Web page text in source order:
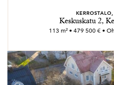
Keskuskatu 2,
113 m² • 479 500 € •